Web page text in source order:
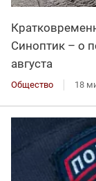
Синоптик – о
августа
Общество 18